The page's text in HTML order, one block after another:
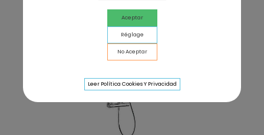
Aceptar
Réglage
No Aceptar
Leer Política Cookies Y Privacidad